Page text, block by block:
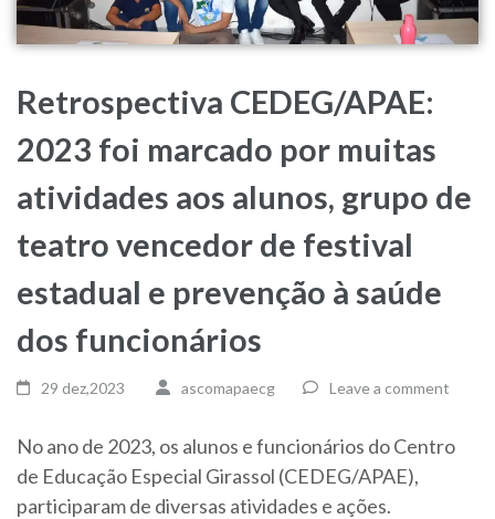
Retrospectiva CEDEG/APAE:
2023 foi marcado por muitas
atividades aos alunos, grupo de
teatro vencedor de festival
estadual e prevenção à saúde
dos funcionários
29 dez,2023 ascomapaecg Leave a comment
No ano de 2023, os alunos e funcionários do Centro
de Educação Especial Girassol (CEDEG/APAE),
participaram de diversas atividades e ações.